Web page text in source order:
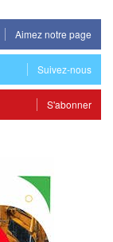
Aimez notre page
Suivez-nous
S'abonner